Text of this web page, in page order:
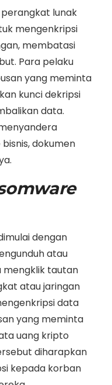
lunak
mengenkripsi
membatasi
Para pelaku
yang meminta
kunci dekripsi
data.
dokumen
dengan
atau
mengklik tautan
atau jaringan
data
yang meminta
uang kripto
diharapkan
kepada korban